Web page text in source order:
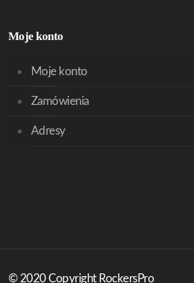
Moje konto
Moje konto
Zamówienia
Adresy
© 2020 Copyright RockersPro